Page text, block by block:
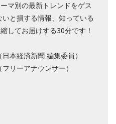
マ別の最新トレンドをゲス
と損する情報、知っている
してお届けする30分です！
済新聞 編集委員）
ナウンサー）